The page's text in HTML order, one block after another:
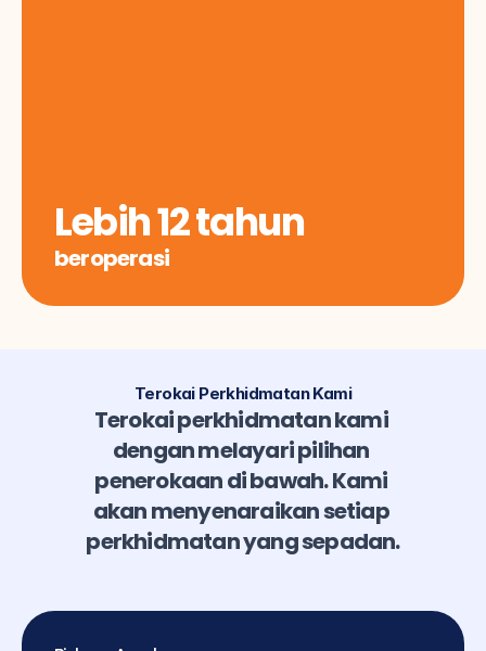
Lebih 12 tahun
beroperasi
Terokai Perkhidmatan Kami
Terokai perkhidmatan kami
dengan melayari pilihan
penerokaan di bawah. Kami
akan menyenaraikan setiap
perkhidmatan yang sepadan.